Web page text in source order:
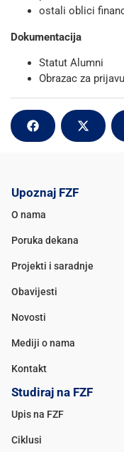
ostali oblici
Dokumentacija
Statut Alumni
Obrazac za
Upoznaj FZF
O nama
Poruka dekana
Projekti i saradnje
Obavijesti
Novosti
Mediji o nama
Kontakt
Studiraj na FZF
Upis na FZF
Ciklusi